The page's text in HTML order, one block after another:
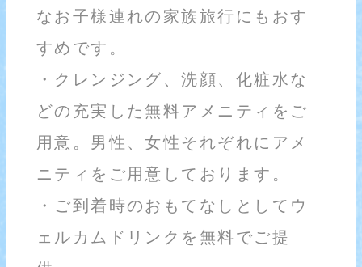
なお子様連れの家族旅行にもおす
すめです。
・クレンジング、洗顔、化粧水な
どの充実した無料アメニティをご
用意。男性、女性それぞれにアメ
ニティをご用意しております。
・ご到着時のおもてなしとしてウ
ェルカムドリンクを無料でご提